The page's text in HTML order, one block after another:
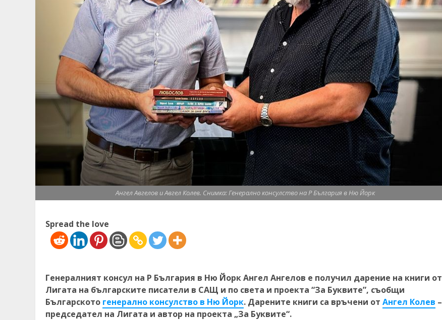
Ангел Авгелов и Авгел Колев. Снимка: Генерално консулство на Р България в Ню Йорк
Spread the love
Генералният консул на Р България в Ню Йорк Ангел Ангелов e получил дарение на книги от
Лигата на българските писатели в САЩ и по света и проекта “За Буквите”, съобщи
Българското генерално консулство в Ню Йорк. Дарените книги са връчени от Ангел Колев –
председател на Лигата и автор на проекта „За Буквите“.